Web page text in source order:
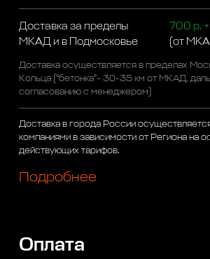
Доставка за пределы
МКАД и в Подмосковье
700 р.
(от
Доставка осуществляется в пределах
Кольца ("бетонка"- 30-35 км от МКАД,
согласованию с менеджером)
Доставка в города России
компаниями в зависимости от Региона на
действующих тарифов.
Подробнее
Оплата